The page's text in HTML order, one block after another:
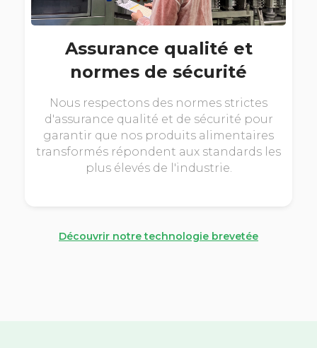
Assurance qualité et
normes de sécurité
Nous respectons des normes strictes
d'assurance qualité et de sécurité pour
garantir que nos produits alimentaires
transformés répondent aux standards les
plus élevés de l'industrie.
Découvrir notre technologie brevetée